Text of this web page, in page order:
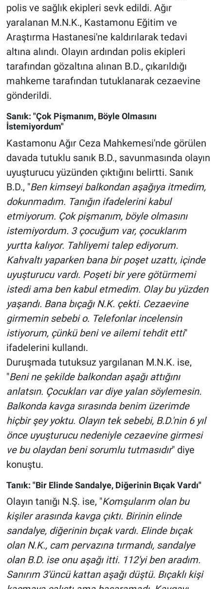
polis ve sağlık ekipleri sevk edildi. Ağır
yaralanan M.N.K., Kastamonu Eğitim ve
Araştırma Hastanesi'ne kaldırılarak tedavi
altına alındı. Olayın ardından polis ekipleri
tarafından gözaltına alınan B.D., çıkarıldığı
mahkeme tarafından tutuklanarak cezaevine
gönderildi.
Sanık: "Çok Pişmanım, Böyle Olmasını
İstemiyordum"
Kastamonu Ağır Ceza Mahkemesi'nde görülen
davada tutuklu sanık B.D., savunmasında olayın
uyuşturucu yüzünden çıktığını belirtti. Sanık
B.D., "Ben kimseyi balkondan aşağıya itmedim,
dokunmadım. Tanığın ifadelerini kabul
etmiyorum. Çok pişmanım, böyle olmasını
istemiyordum. 3 çocuğum var, çocuklarım
yurtta kalıyor. Tahliyemi talep ediyorum.
Kahvaltı yaparken bana bir poşet uzattı, içinde
uyuşturucu vardı. Poşeti bir yere götürmemi
istedi ama ben kabul etmedim. Olay bu yüzden
yaşandı. Bana bıçağı N.K. çekti. Cezaevine
girmemin sebebi o. Telefonlar incelensin
istiyorum, çünkü beni ve ailemi tehdit etti"
ifadelerini kullandı.
Duruşmada tutuksuz yargılanan M.N.K. ise,
"Beni ne şekilde balkondan aşağı attığını
anlatsın. Çocukları var diye yalan söylemesin.
Balkonda kavga sırasında benim üzerimde
hiçbir şey yoktu. Olayın tek sebebi, B.D.'nin 6 yıl
önce uyuşturucu nedeniyle cezaevine girmesi
ve bu olaydan beni sorumlu tutmasıdır" diye
konuştu.
Tanık: "Bir Elinde Sandalye, Diğerinin Bıçak Vardı"
Olayın tanığı N.Ş. ise, "Komşularım olan bu
kişiler arasında kavga çıktı. Birinin elinde
sandalye, diğerinin bıçak vardı. Elinde bıçak
olan N.K., cam pervazına tırmandı, sandalye
olan B.D. ise onu aşağı itti. 112'yi ben aradım.
Sanırım 3'üncü kattan aşağı düştü. Bıçaklı kişi